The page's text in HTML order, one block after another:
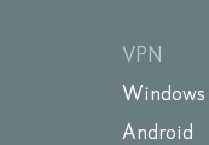
VPN
Windows
Android